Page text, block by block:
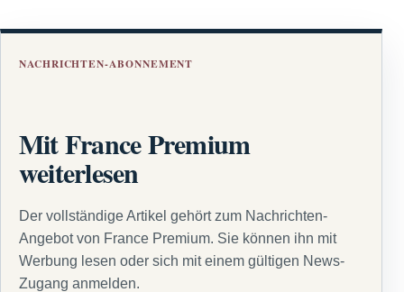
NACHRICHTEN-ABONNEMENT
Mit France Premium
weiterlesen
Der vollständige Artikel gehört zum Nachrichten-
Angebot von France Premium. Sie können ihn mit
Werbung lesen oder sich mit einem gültigen News-
Zugang anmelden.